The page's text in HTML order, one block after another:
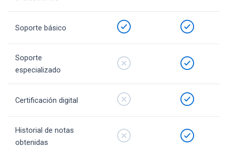
Soporte básico
Soporte
especializado
Certificación digital
Historial de notas
obtenidas